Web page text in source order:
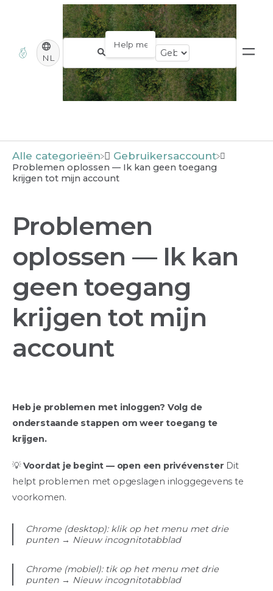
NL
Alle categorieën ​Gebruikersaccount
Problemen oplossen — Ik kan geen toegang
krijgen tot mijn account
Problemen
oplossen — Ik kan
geen toegang
krijgen tot mijn
account
Heb je problemen met inloggen? Volg de
onderstaande stappen om weer toegang te
krijgen.
💡Voordat je begint — open een privévenster Dit
helpt problemen met opgeslagen inloggegevens te
voorkomen.
Chrome (desktop): klik op het menu met drie
punten → Nieuw incognitotabblad
Chrome (mobiel): tik op het menu met drie
punten → Nieuw incognitotabblad